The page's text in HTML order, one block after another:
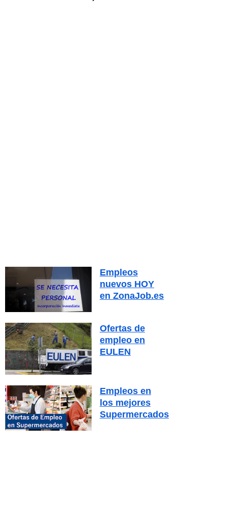
Empleos
nuevos HOY
en ZonaJob.es
Ofertas de
empleo en
EULEN
Empleos en
los mejores
Supermercados